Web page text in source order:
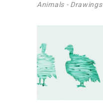
Animals - Drawings